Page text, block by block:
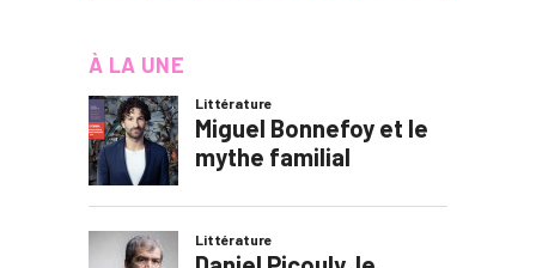
À LA UNE